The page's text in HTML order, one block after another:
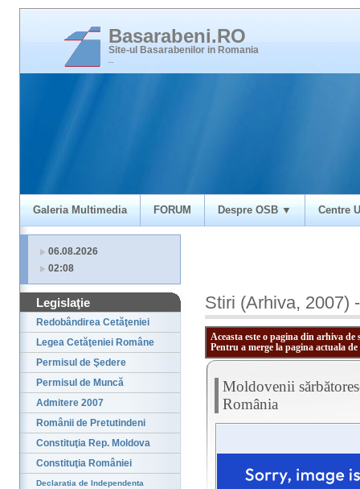
Basarabeni.RO
Site-ul Basarabenilor in Romania
Galeria Multimedia FORUM Despre OSB ▼ Centre
06.08.2026
02:08
Legislaţie
Redobândirea Cetăţeniei
Legea Cetăţeniei Române
Permisul de Şedere
Permisul de Muncă
Admitere 2007
Românii de Pretutindeni
Constituţia Rep. Moldova
Constituţia României
Declaratia de Independenta
Stiri (Arhiva, 2007)
Aceasta este o pagina din arhiva
Pentru a merge la pagina actuala
Moldovenii
România